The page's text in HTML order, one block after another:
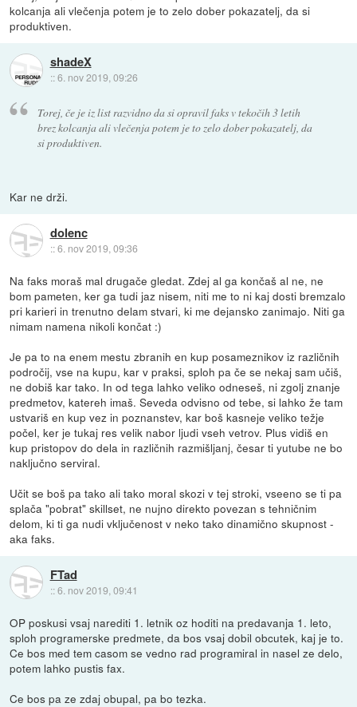
kolcanja ali vlečenja potem je to zelo dober pokazatelj, da si
produktiven.
shadeX
::6. nov 2019, 09:26
Torej, če je iz list razvidno da si opravil faks v tekočih 3 letih
brez kolcanja ali vlečenja potem je to zelo dober pokazatelj, da
si produktiven.
Kar ne drži.
dolenc
::6. nov 2019, 09:36
Na faks moraš mal drugače gledat. Zdej al ga končaš al ne, ne
bom pameten, ker ga tudi jaz nisem, niti me to ni kaj dosti bremzalo
pri karieri in trenutno delam stvari, ki me dejansko zanimajo. Niti ga
nimam namena nikoli končat :)
Je pa to na enem mestu zbranih en kup posameznikov iz različnih
področij, vse na kupu, kar v praksi, sploh pa če se nekaj sam učiš,
ne dobiš kar tako. In od tega lahko veliko odneseš, ni zgolj znanje
predmetov, katereh imaš. Seveda odvisno od tebe, si lahko že tam
ustvariš en kup vez in poznanstev, kar boš kasneje veliko težje
počel, ker je tukaj res velik nabor ljudi vseh vetrov. Plus vidiš en
kup pristopov do dela in različnih razmišljanj, česar ti yutube ne bo
naključno serviral.
Učit se boš pa tako ali tako moral skozi v tej stroki, vseeno se ti pa
splača "pobrat" skillset, ne nujno direkto povezan s tehničnim
delom, ki ti ga nudi vključenost v neko tako dinamično skupnost -
aka faks.
FTad
::6. nov 2019, 09:41
OP poskusi vsaj narediti 1. letnik oz hoditi na predavanja 1. leto,
sploh programerske predmete, da bos vsaj dobil obcutek, kaj je to.
Ce bos med tem casom se vedno rad programiral in nasel ze delo,
potem lahko pustis fax.
Ce bos pa ze zdaj obupal, pa bo tezka.